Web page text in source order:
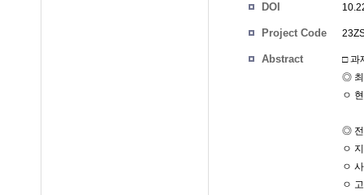
DOI
Project Code
Abstract
□ 과
◎ 최
ㅇ
◎ 전
ㅇ
ㅇ
ㅇ